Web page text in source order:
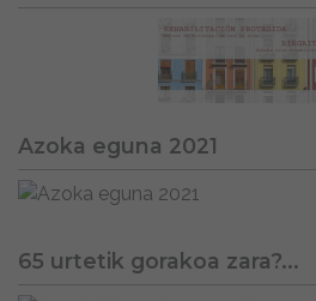
Azoka eguna 2021
65 urtetik gorakoa zara?...